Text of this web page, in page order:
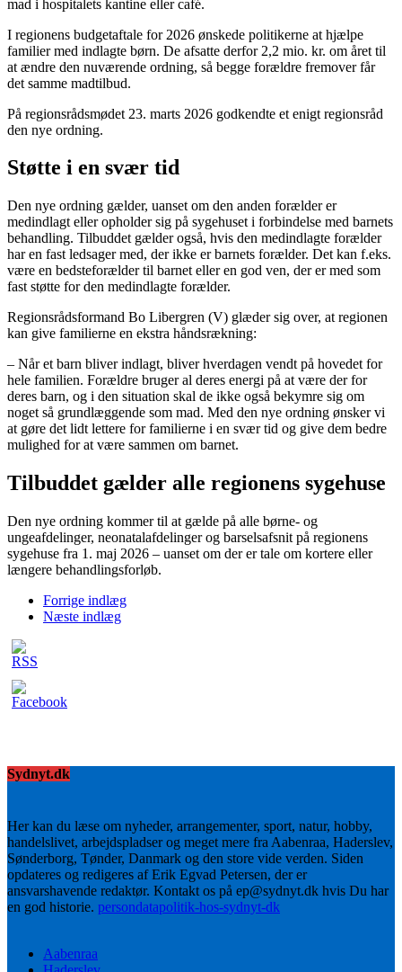
mad i hospitalets kantine eller café.
I regionens budgetaftale for 2026 ønskede politikerne at hjælpe
familier med indlagte børn. De afsatte derfor 2,2 mio. kr. om året til
at ændre den nuværende ordning, så begge forældre fremover får
det samme madtilbud.
På regionsrådsmødet 23. marts 2026 godkendte et enigt regionsråd
den nye ordning.
Støtte i en svær tid
Den nye ordning gælder, uanset om den anden forælder er
medindlagt eller opholder sig på sygehuset i forbindelse med barnets
behandling. Tilbuddet gælder også, hvis den medindlagte forælder
har en fast ledsager med, der ikke er barnets forælder. Det kan f.eks.
være en bedsteforælder til barnet eller en god ven, der er med som
fast støtte for den medindlagte forælder.
Regionsrådsformand Bo Libergren (V) glæder sig over, at regionen
kan give familierne en ekstra håndsrækning:
– Når et barn bliver indlagt, bliver hverdagen vendt på hovedet for
hele familien. Forældre bruger al deres energi på at være der for
deres barn, og i den situation skal de ikke også bekymre sig om
noget så grundlæggende som mad. Med den nye ordning ønsker vi
at gøre det lidt lettere for familierne i en svær tid og give dem bedre
mulighed for at være sammen om barnet.
Tilbuddet gælder alle regionens sygehuse
Den nye ordning kommer til at gælde på alle børne- og
ungeafdelinger, neonatalafdelinger og barselsafsnit på regionens
sygehuse fra 1. maj 2026 – uanset om der er tale om kortere eller
længere behandlingsforløb.
Forrige indlæg
Næste indlæg
Sydnyt.dk
Her kan du læse om nyheder, arrangementer, sport, natur, hobby,
handelslivet, arbejdspladser og meget mere fra Aabenraa, Haderslev,
Sønderborg, Tønder, Danmark og den store vide verden. Siden
opdateres og redigeres af Erik Egvad Petersen, der er
ansvarshavende redaktør. Kontakt os på ep@sydnyt.dk hvis Du har
en god historie. persondatapolitik-hos-sydnyt-dk
Aabenraa